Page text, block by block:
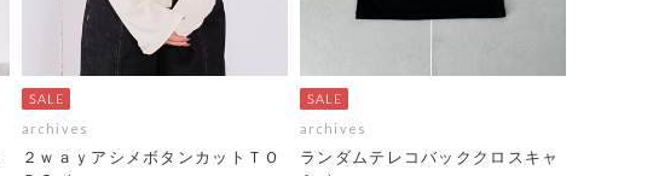
archives
２ｗａｙアシメボタンカットＴＯ
archives
ランダムテレコバッククロスキャ